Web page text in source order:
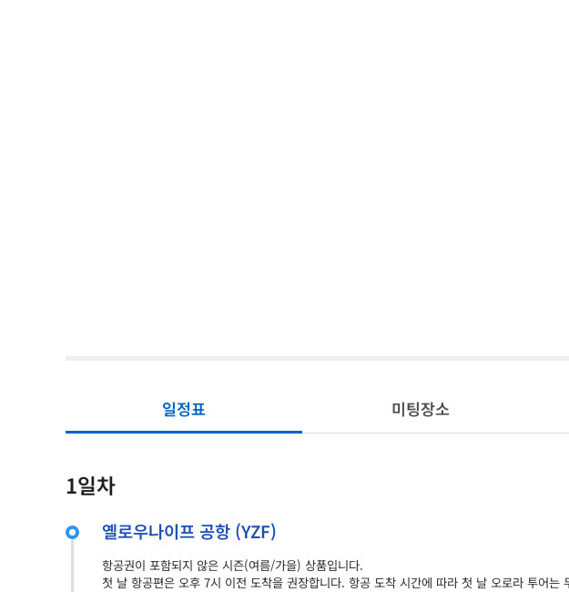
일정표 미팅장소
1일차
옐로우나이프 공항 (YZF)
항공권이 포함되지 않은 시즌(여름/가을) 상품입니다.
첫 날 항공편은 오후 7시 이전 도착을 권장합니다. 항공 도착 시간에 따라 첫 날 오로라 투어는